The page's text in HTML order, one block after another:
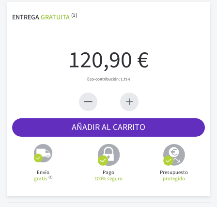
ENTREGAGRATUITA (1)
120,90 €
1,75 €
AÑADIR AL CARRITO
Envío
gratis(1)
Pago
100% seguro
Presupuesto
protegido